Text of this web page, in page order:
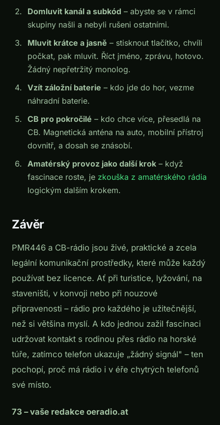
Domluvit kanál a subkód – abyste se v rámci
skupiny našli a nebyli rušeni ostatními.
Mluvit krátce a jasně – stisknout tlačítko, chvíli
počkat, pak mluvit. Říct jméno, zprávu, hotovo.
Žádný nepřetržitý monolog.
Vzít záložní baterie – kdo jde do hor, vezme
náhradní baterie.
CB pro pokročilé – kdo chce více, přesedlá na
CB. Magnetická anténa na auto, mobilní přístroj
dovnitř, a dosah se znásobí.
Amatérský provoz jako další krok – když
fascinace roste, je zkouška z amatérského rádia
logickým dalším krokem.
Závěr
PMR446 a CB-rádio jsou živé, praktické a zcela
legální komunikační prostředky, které může každý
používat bez licence. Ať při turistice, lyžování, na
staveništi, v konvoji nebo při nouzové
připravenosti – rádio pro každého je užitečnější,
než si většina myslí. A kdo jednou zažil fascinaci
udržovat kontakt s rodinou přes rádio na horské
túře, zatímco telefon ukazuje „žádný signál" – ten
pochopí, proč má rádio i v éře chytrých telefonů
své místo.
73 – vaše redakce oeradio.at